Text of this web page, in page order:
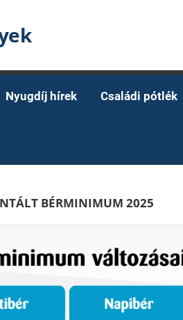
Nyugdíj hírek Családi pótlék
BÉRMINIMUM 2025